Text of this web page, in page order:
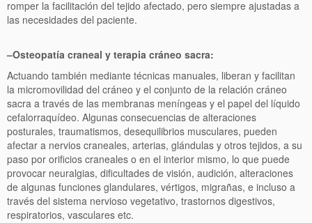
romper la facilitación del tejido afectado, pero siempre ajustadas a
las necesidades del paciente.
–Osteopatía craneal y terapia cráneo sacra:
Actuando también mediante técnicas manuales, liberan y facilitan
la micromovilidad del cráneo y el conjunto de la relación cráneo
sacra a través de las membranas meníngeas y el papel del líquido
cefalorraquídeo. Algunas consecuencias de alteraciones
posturales, traumatismos, desequilibrios musculares, pueden
afectar a nervios craneales, arterias, glándulas y otros tejidos, a su
paso por orificios craneales o en el interior mismo, lo que puede
provocar neuralgias, dificultades de visión, audición, alteraciones
de algunas funciones glandulares, vértigos, migrañas, e incluso a
través del sistema nervioso vegetativo, trastornos digestivos,
respiratorios, vasculares etc.